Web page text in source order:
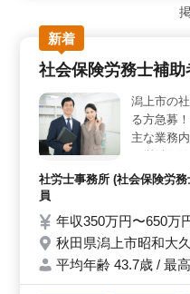
工、工程、品質、環境管
の経験があれば、指導が
て応募してください。
500万円から700万円で、
サポートされています。
めてしっかりと110日あ
しっかりと休めますので
しています。 ＜快適な
備も可能ですので、遠方
いただけます。この会社
豊富な企業です。
新着
社会保険労務士補助
潟上市の
る方急募
主な業務
計算業務
経験・ス
募くださ
社労士事務所 (社会保険労
員
年収350万円〜650万
秋田県潟上市昭和大
平均年齢 43.7歳 / 最